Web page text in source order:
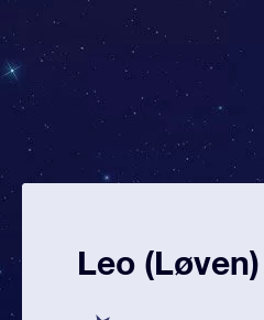
Leo (Løven)